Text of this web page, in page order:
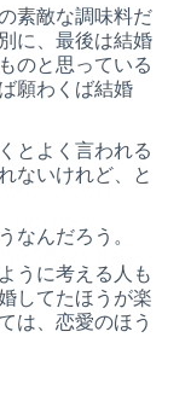
素敵な調味料だ
に、最後は結婚
のと思っている
願わくば結婚
とよく言われる
ないけれど、と
なんだろう。
うに考える人も
してたほうが楽
は、恋愛のほう